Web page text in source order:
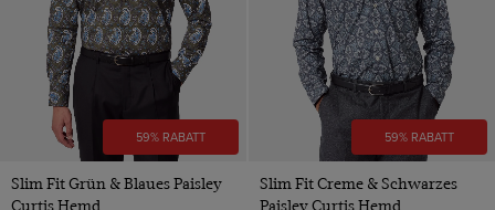
59% RABATT
Slim Fit Grün & Blaues Paisley
Curtis Hemd
59% RABATT
Slim Fit Creme & Schwarzes
Paisley Curtis Hemd